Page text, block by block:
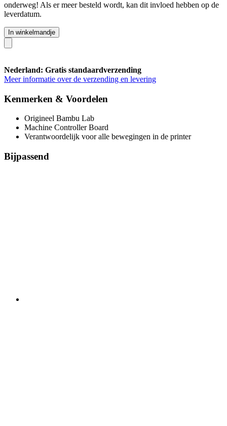
onderweg! Als er meer besteld wordt, kan dit invloed hebben op de
leverdatum.
In winkelmandje
Nederland: Gratis standaardverzending
Meer informatie over de verzending en levering
Kenmerken & Voordelen
Origineel Bambu Lab
Machine Controller Board
Verantwoordelijk voor alle bewegingen in de printer
Bijpassend